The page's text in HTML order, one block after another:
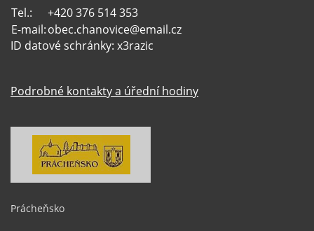
Tel.:
+420 376 514 353
E-mail:obec.chanovice@email.cz
ID datové schránky: x3razic
Podrobné kontakty a úřední hodiny
Prácheňsko